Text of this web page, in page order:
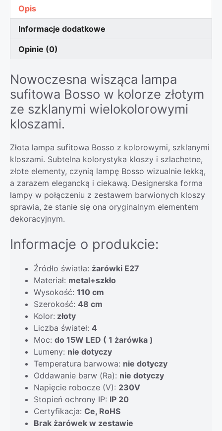
Opis
Informacje dodatkowe
Opinie (0)
Nowoczesna wisząca lampa
sufitowa Bosso w kolorze złotym
ze szklanymi wielokolorowymi
kloszami.
Złota lampa sufitowa Bosso z kolorowymi, szklanymi
kloszami. Subtelna kolorystyka kloszy i szlachetne,
złote elementy, czynią lampę Bosso wizualnie lekką,
a zarazem elegancką i ciekawą. Designerska forma
lampy w połączeniu z zestawem barwionych kloszy
sprawia, że stanie się ona oryginalnym elementem
dekoracyjnym.
Informacje o produkcie:
Źródło światła: żarówki E27
Materiał: metal+szkło
Wysokość: 110 cm
Szerokość: 48 cm
Kolor: złoty
Liczba świateł: 4
Moc: do 15W LED ( 1 żarówka )
Lumeny: nie dotyczy
Temperatura barwowa: nie dotyczy
Oddawanie barw (Ra): nie dotyczy
Napięcie robocze (V): 230V
Stopień ochrony IP: IP 20
Certyfikacja: Ce, RoHS
Brak żarówek w zestawie